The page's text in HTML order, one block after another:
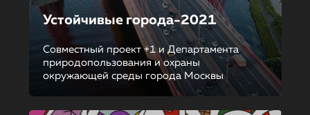
Устойчивые города-2021
Совместный проект +1 и Департамента
природопользования и охраны
окружающей среды города Москвы